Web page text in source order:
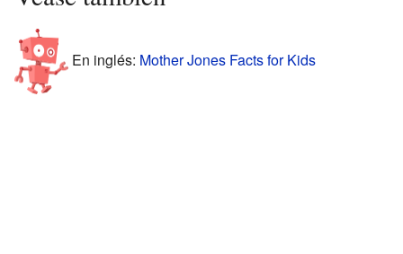
En inglés: Mother Jones Facts for Kids